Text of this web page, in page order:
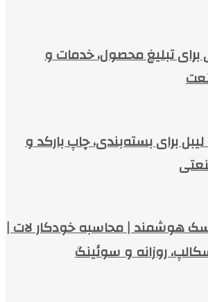
تبلیغ محصول، خدمات و
برای بسته‌بندی، چاپ بارکد و
هوشمند | محاسبه خودکار لات |
روزانه و سوئینگ